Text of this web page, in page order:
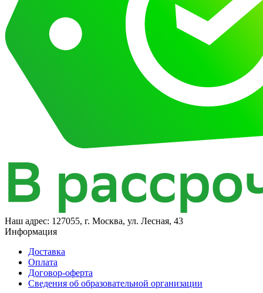
Наш адрес: 127055, г. Москва, ул. Лесная, 43
Информация
Доставка
Оплата
Договор-оферта
Сведения об образовательной организации